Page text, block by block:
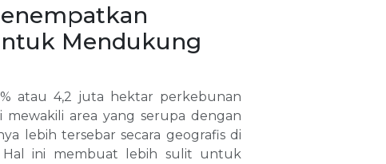
Mendukung
atau 4,2 juta hektar perkebunan
mewakili area yang serupa dengan
lebih tersebar secara geografis di
Hal ini membuat lebih sulit untuk